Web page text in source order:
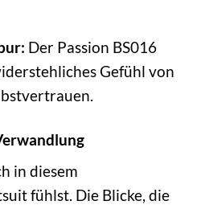
Der Passion BS016
Gefühl von
in diesem
fühlst. Die Blicke, die